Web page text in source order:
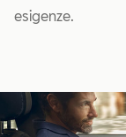
esigenze.